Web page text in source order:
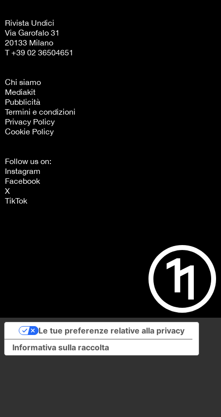
Rivista Undici
Via Garofalo 31
20133 Milano
T +39 02 36504651
Chi siamo
Mediakit
Pubblicità
Termini e condizioni
Privacy Policy
Cookie Policy
Follow us on:
Instagram
Facebook
X
TikTok
Informativa sulla raccolta
Le tue preferenze relative alla privacy